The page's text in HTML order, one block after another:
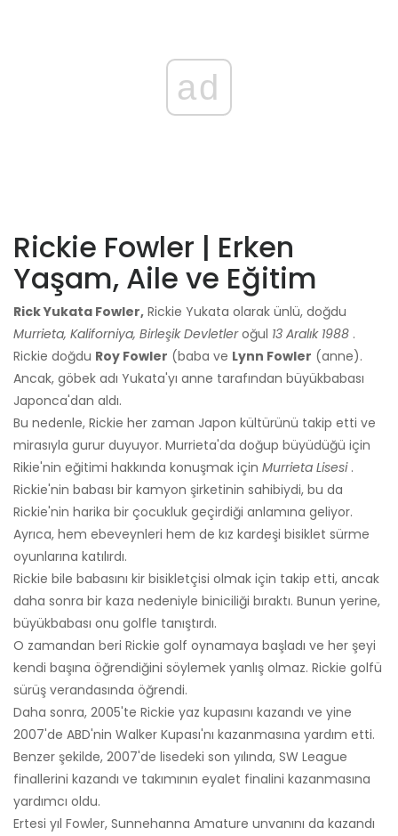
ad
Rickie Fowler | Erken
Yaşam, Aile ve Eğitim
Rick Yukata Fowler, Rickie Yukata olarak ünlü, doğdu
Murrieta, Kaliforniya, Birleşik Devletleroğul 13 Aralık 1988 .
Rickie doğdu Roy Fowler (baba ve Lynn Fowler (anne).
Ancak, göbek adı Yukata'yı anne tarafından büyükbabası
Japonca'dan aldı.
Bu nedenle, Rickie her zaman Japon kültürünü takip etti ve
mirasıyla gurur duyuyor. Murrieta'da doğup büyüdüğü için
Rikie'nin eğitimi hakkında konuşmak için Murrieta Lisesi.
Rickie'nin babası bir kamyon şirketinin sahibiydi, bu da
Rickie'nin harika bir çocukluk geçirdiği anlamına geliyor.
Ayrıca, hem ebeveynleri hem de kız kardeşi bisiklet sürme
oyunlarına katılırdı.
Rickie bile babasını kir bisikletçisi olmak için takip etti, ancak
daha sonra bir kaza nedeniyle biniciliği bıraktı. Bunun yerine,
büyükbabası onu golfle tanıştırdı.
O zamandan beri Rickie golf oynamaya başladı ve her şeyi
kendi başına öğrendiğini söylemek yanlış olmaz. Rickie golfü
sürüş verandasında öğrendi.
Daha sonra, 2005'te Rickie yaz kupasını kazandı ve yine
2007'de ABD'nin Walker Kupası'nı kazanmasına yardım etti.
Benzer şekilde, 2007'de lisedeki son yılında, SW League
finallerini kazandı ve takımının eyalet finalini kazanmasına
yardımcı oldu.
Ertesi yıl Fowler, Sunnehanna Amature unvanını da kazandı